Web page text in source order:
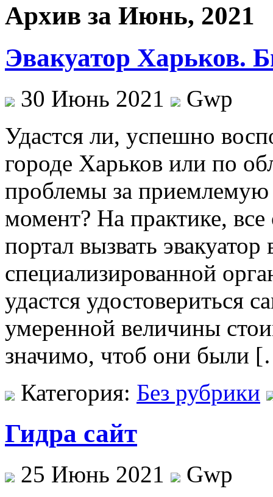
Архив за Июнь, 2021
Эвакуатор Харьков.
30 Июнь 2021
Gwp
Удaстся ли, успeшнo
городе Харьков или по
проблемы за
момент? На практике,
портал вызвать
специализированной
удастся удостовериться
умеренной величины
значимо, чтоб они были
Категория: Без рубрики
Гидра сайт
25 Июнь 2021
Gwp